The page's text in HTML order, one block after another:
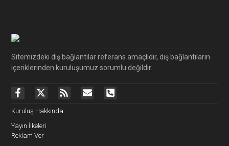
Sitemizdeki dış bağlantılar referans amaçlıdır, dış bağlantıların
içeriklerinden kuruluşumuz sorumlu değildir.
Kuruluş Hakkında
Yayın İlkeleri
Reklam Ver